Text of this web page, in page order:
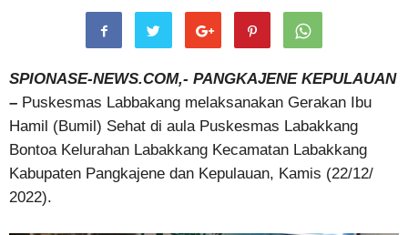
SPIONASE-NEWS.COM,- PANGKAJENE KEPULAUAN
– Puskesmas Labbakang melaksanakan Gerakan Ibu
Hamil (Bumil) Sehat di aula Puskesmas Labakkang
Bontoa Kelurahan Labakkang Kecamatan Labakkang
Kabupaten Pangkajene dan Kepulauan, Kamis (22/12/
2022).